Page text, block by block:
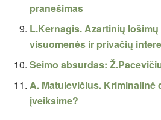
pranešimas
L.Kernagis. Azartinių
visuomenės ir privačių
Seimo absurdas:
A. Matulevičius. Kriminalinė
įveiksime?